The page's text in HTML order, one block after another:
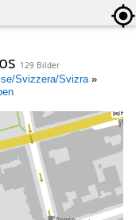
129 Bilder
Svizzera/Svizra»